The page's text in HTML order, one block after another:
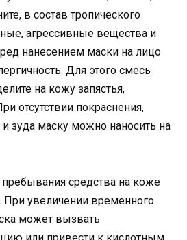
в состав тропического
агрессивные вещества и
нанесением маски на лицо
Для этого смесь
на кожу запястья,
отсутствии покраснения,
зуда маску можно наносить на
средства на коже
При увеличении временного
может вызвать
или привести к кислотным